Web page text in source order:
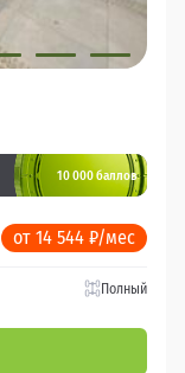
10 000 баллов
от 14 544 ₽/мес
Полный